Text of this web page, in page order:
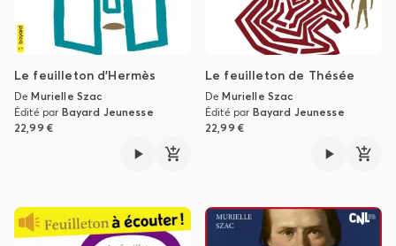
Le feuilleton d'Hermès
DeMurielle Szac
Édité par Bayard Jeunesse
22,99 €
Le feuilleton de Thésée
DeMurielle Szac
Édité par Bayard Jeunesse
22,99 €